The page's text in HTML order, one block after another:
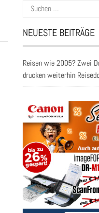
Suchen
nach:
NEUESTE BEITRÄGE
Reisen wie 2005? Zwei
drucken weiterhin